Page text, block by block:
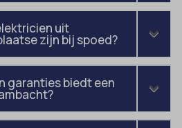
uit
zijn bij spoed?
garanties biedt een